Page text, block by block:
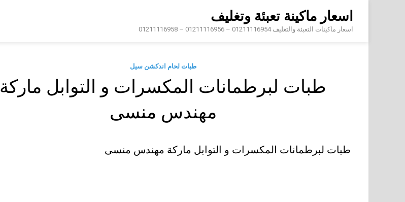
content
اسعار ماكينة تعبئة وتغليف
اسعار ماكينات التعبئة والتغليف 01211116954 – 01211116956 – 01211116958
طبات لحام اندكشن سيل
طبات لبرطمانات المكسرات و التوابل ماركة
مهندس منسى
طبات لبرطمانات المكسرات و التوابل ماركة مهندس منسى